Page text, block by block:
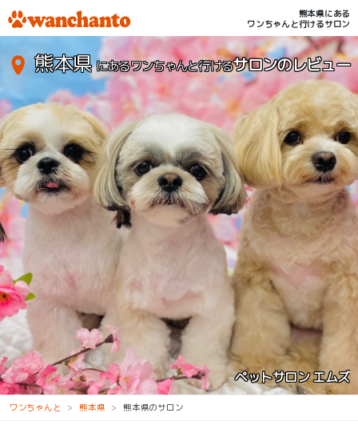
熊本県にある
ワンちゃんと行けるサロン
ペットサロン エムズ
熊本県にあるワンちゃんと行けるサロンのレビュー
ワンちゃんと 熊本県 熊本県のサロン